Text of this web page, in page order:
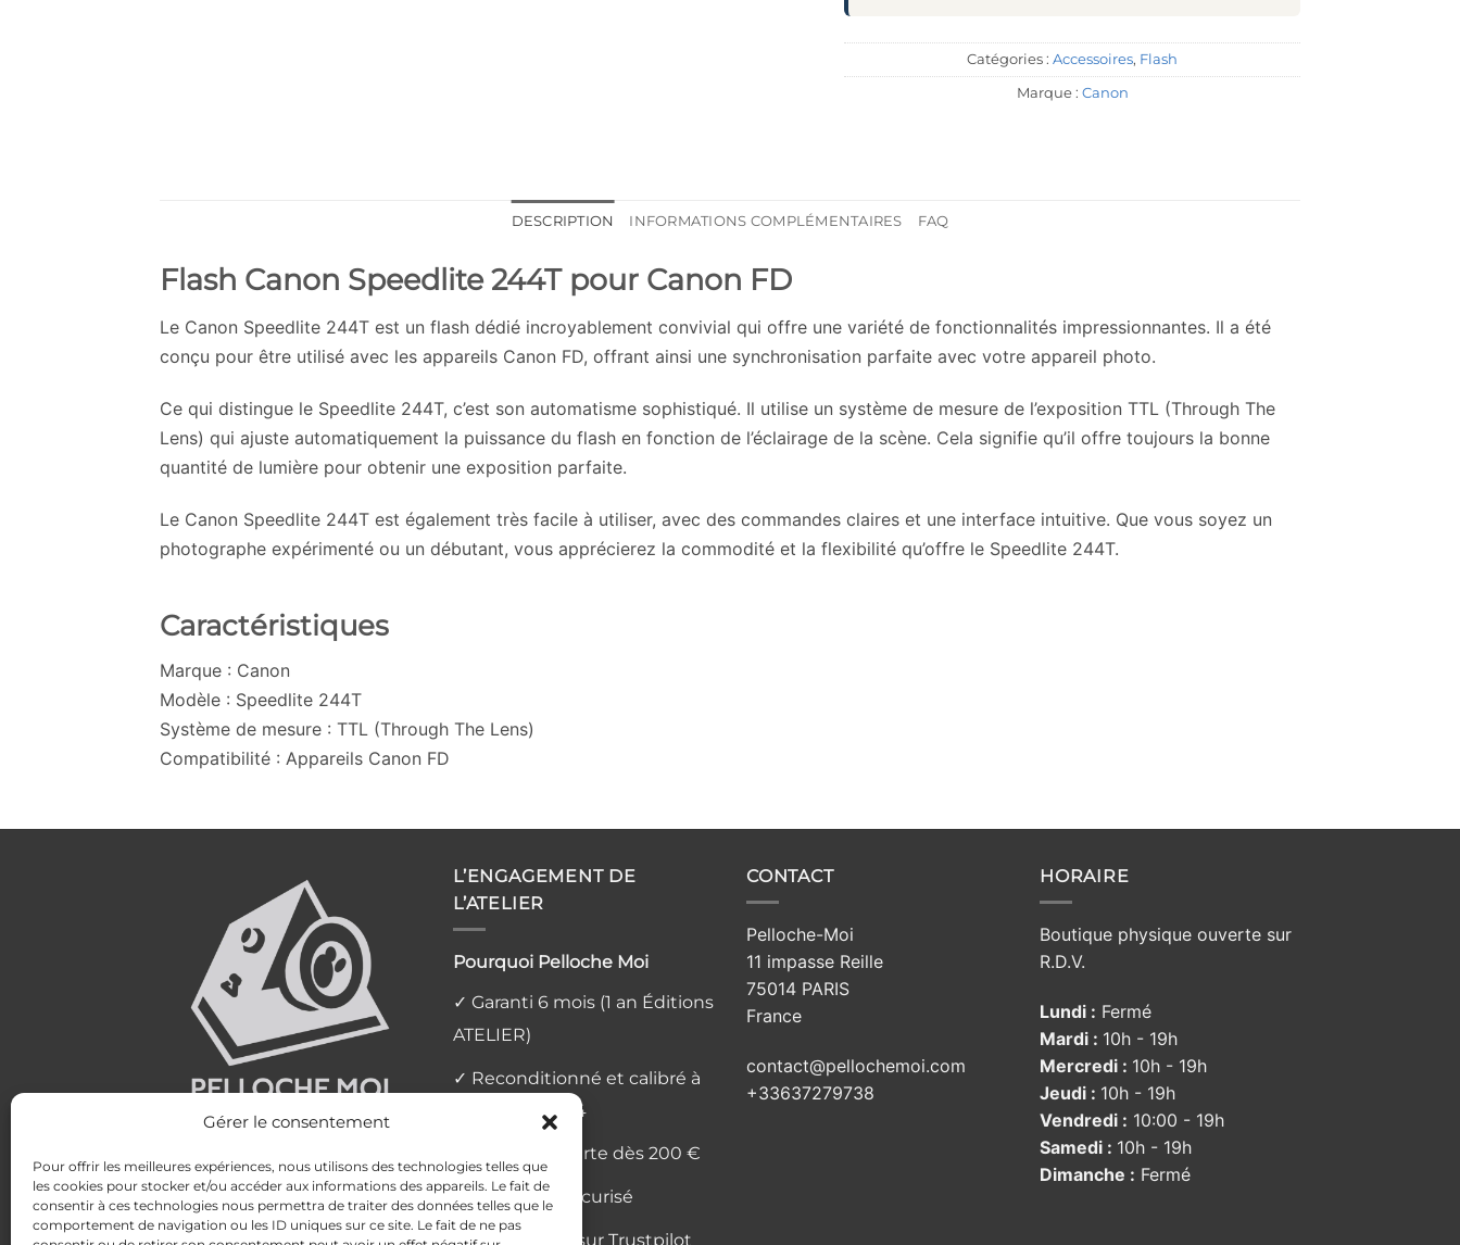
Gérer le consentement
Pour offrir les meilleures expériences, nous utilisons des technologies telles que
les cookies pour stocker et/ou accéder aux informations des appareils. Le fait de
consentir à ces technologies nous permettra de traiter des données telles que le
comportement de navigation ou les ID uniques sur ce site. Le fait de ne pas
Catégories : Accessoires, Flash
Marque : Canon
DESCRIPTION INFORMATIONS COMPLÉMENTAIRES FAQ
Flash Canon Speedlite 244T pour Canon FD
Le Canon Speedlite 244T est un flash dédié incroyablement convivial qui offre une variété de fonctionnalités impressionnantes. Il a été
conçu pour être utilisé avec les appareils Canon FD, offrant ainsi une synchronisation parfaite avec votre appareil photo.
Ce qui distingue le Speedlite 244T, c’est son automatisme sophistiqué. Il utilise un système de mesure de l’exposition TTL (Through The
Lens) qui ajuste automatiquement la puissance du flash en fonction de l’éclairage de la scène. Cela signifie qu’il offre toujours la bonne
quantité de lumière pour obtenir une exposition parfaite.
Le Canon Speedlite 244T est également très facile à utiliser, avec des commandes claires et une interface intuitive. Que vous soyez un
photographe expérimenté ou un débutant, vous apprécierez la commodité et la flexibilité qu’offre le Speedlite 244T.
Caractéristiques
Marque : Canon
Modèle : Speedlite 244T
Système de mesure : TTL (Through The Lens)
Compatibilité : Appareils Canon FD
L’ENGAGEMENT DE
L’ATELIER
Pourquoi Pelloche Moi
✓ Garanti 6 mois (1 an Éditions
ATELIER)
✓ Reconditionné et calibré à
l'atelier, Paris 14
✓ Livraison offerte dès 200 €
✓ Paiement sécurisé
✓ Avis vérifiés sur Trustpilot
CONTACT
Pelloche-Moi
11 impasse Reille
75014 PARIS
France
contact@pellochemoi.com
+33637279738
HORAIRE
Boutique physique ouverte sur
R.D.V.
Lundi : Fermé
Mardi : 10h - 19h
Mercredi : 10h - 19h
Jeudi : 10h - 19h
Vendredi : 10:00 - 19h
Samedi : 10h - 19h
Dimanche : Fermé